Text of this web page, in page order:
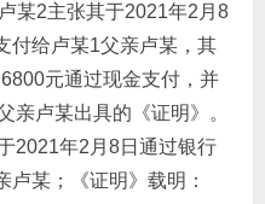
某2主张其于2021年2月8
付给卢某1父亲卢某，其
元通过现金支付，并
亲卢某出具的《证明》。
2021年2月8日通过银行
某；《证明》载明：